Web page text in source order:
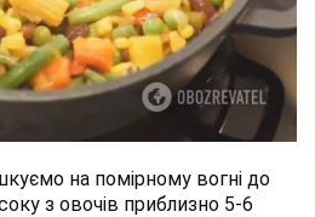
на помірному вогні до
з овочів приблизно 5-6